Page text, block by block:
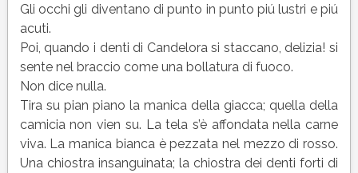
Gli occhi gli diventano di punto in punto piú lustri e piú
acuti.
Poi, quando i denti di Candelora si staccano, delizia! si
sente nel braccio come una bollatura di fuoco.
Non dice nulla.
Tira su pian piano la manica della giacca; quella della
camicia non vien su. La tela s’è affondata nella carne
viva. La manica bianca è pezzata nel mezzo di rosso.
Una chiostra insanguinata; la chiostra dei denti forti di